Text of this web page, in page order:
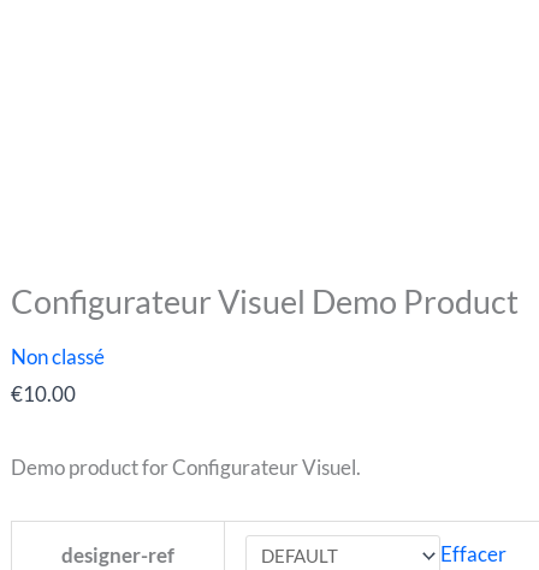
Configurateur Visuel Demo Product
Non classé
€10.00
Demo product for Configurateur Visuel.
designer-ref Effacer
quantité
Product